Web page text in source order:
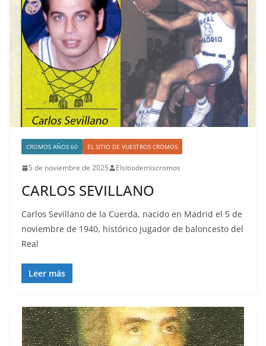
CROMOS AÑOS 60 EL SITIO DE VUESTROS CROMOS
5 de noviembre de 2025 Elsitiodemiscromos
CARLOS SEVILLANO
Carlos Sevillano de la Cuerda, nacido en Madrid el 5 de
noviembre de 1940, histórico jugador de baloncesto del
Real
Leer más